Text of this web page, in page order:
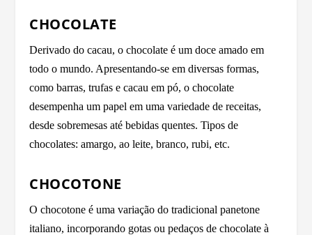
CHOCOLATE
Derivado do cacau, o chocolate é um doce amado em
todo o mundo. Apresentando-se em diversas formas,
como barras, trufas e cacau em pó, o chocolate
desempenha um papel em uma variedade de receitas,
desde sobremesas até bebidas quentes. Tipos de
chocolates: amargo, ao leite, branco, rubi, etc.
CHOCOTONE
O chocotone é uma variação do tradicional panetone
italiano, incorporando gotas ou pedaços de chocolate à